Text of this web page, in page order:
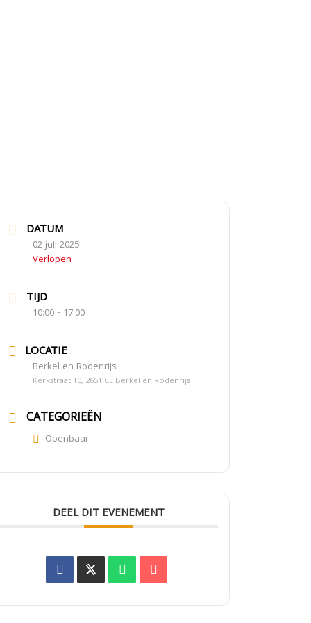
DATUM
02 juli 2025
Verlopen
TIJD
10:00 - 17:00
LOCATIE
Berkel en Rodenrijs
Kerkstraat 10, 2651 CE Berkel en Rodenrijs
CATEGORIEËN
Openbaar
DEEL DIT EVENEMENT